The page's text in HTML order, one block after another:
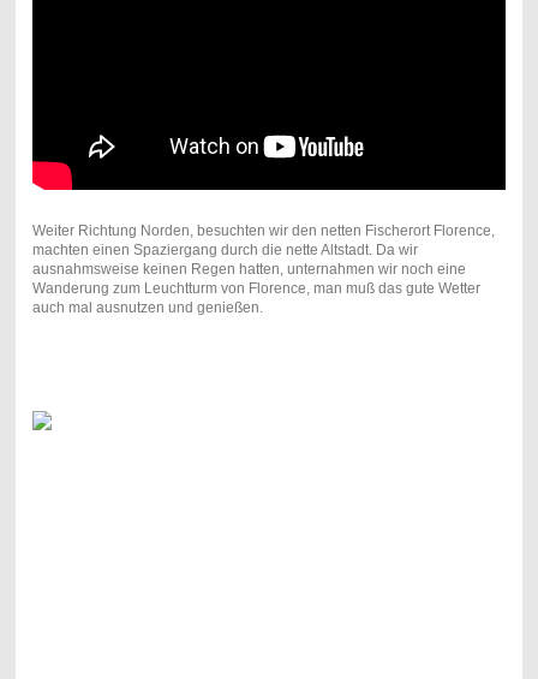
Weiter Richtung Norden, besuchten wir den netten Fischerort Florence,
machten einen Spaziergang durch die nette Altstadt. Da wir
ausnahmsweise keinen Regen hatten, unternahmen wir noch eine
Wanderung zum Leuchtturm von Florence, man muß das gute Wetter
auch mal ausnutzen und genießen.